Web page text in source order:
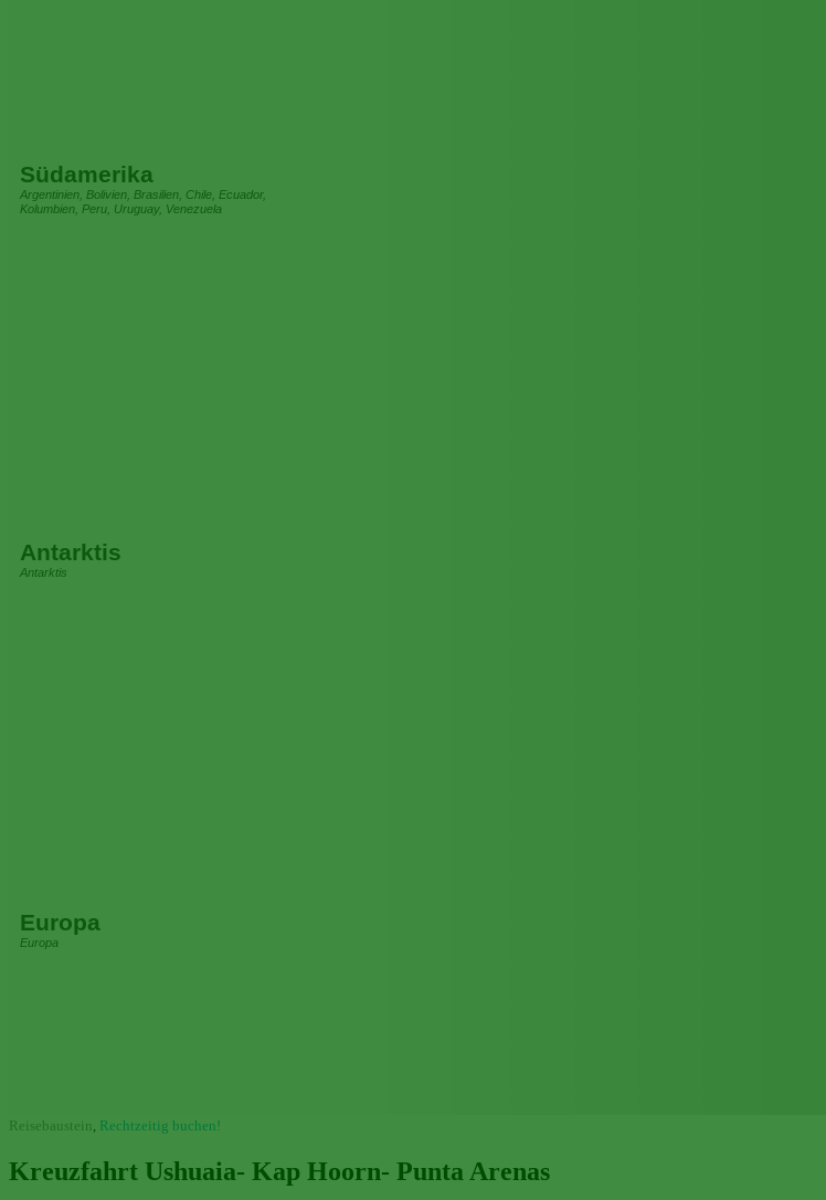
Südamerika
Argentinien, Bolivien, Brasilien, Chile, Ecuador,
Kolumbien, Peru, Uruguay, Venezuela
Antarktis
Antarktis
Europa
Europa
Reisebaustein Rechtzeitig buchen!
Kreuzfahrt Ushuaia- Kap Hoorn- Punta Arenas